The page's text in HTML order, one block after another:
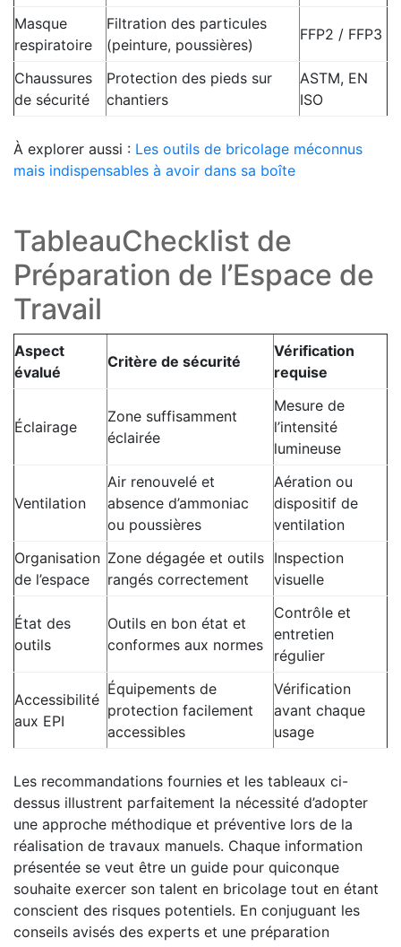
Masque
respiratoire
Filtration des particules
(peinture, poussières)
FFP2 / FFP3
Chaussures
de sécurité
Protection des pieds sur
chantiers
ASTM, EN
ISO
À explorer aussi : Les outils de bricolage méconnus
mais indispensables à avoir dans sa boîte
TableauChecklist de
Préparation de l’Espace de
Travail
Aspect
évalué
Critère de sécurité
Vérification
requise
Éclairage
Zone suffisamment
éclairée
Mesure de
l’intensité
lumineuse
Ventilation
Air renouvelé et
absence d’ammoniac
ou poussières
Aération ou
dispositif de
ventilation
Organisation
de l’espace
Zone dégagée et outils
rangés correctement
Inspection
visuelle
État des
outils
Outils en bon état et
conformes aux normes
Contrôle et
entretien
régulier
Accessibilité
aux EPI
Équipements de
protection facilement
accessibles
Vérification
avant chaque
usage
Les recommandations fournies et les tableaux ci-
dessus illustrent parfaitement la nécessité d’adopter
une approche méthodique et préventive lors de la
réalisation de travaux manuels. Chaque information
présentée se veut être un guide pour quiconque
souhaite exercer son talent en bricolage tout en étant
conscient des risques potentiels. En conjuguant les
conseils avisés des experts et une préparation